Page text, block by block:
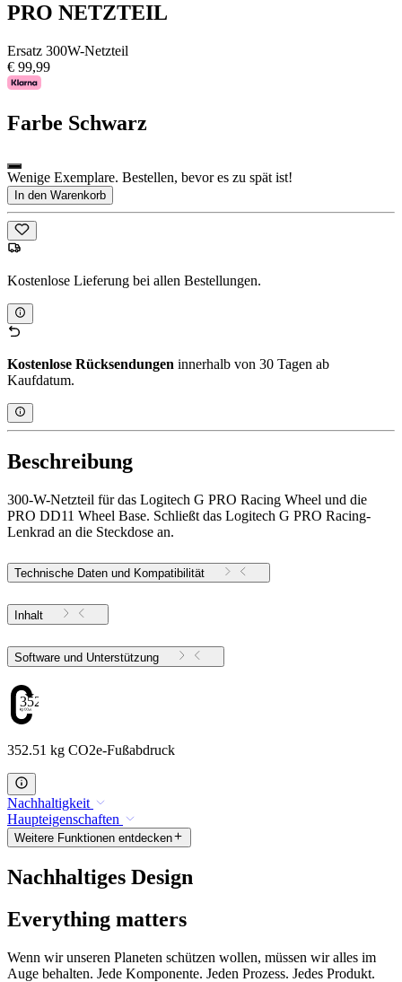
PRO NETZTEIL
Ersatz 300W-Netzteil
€ 99,99
Farbe Schwarz
Wenige Exemplare. Bestellen, bevor es zu spät ist!
In den Warenkorb
Kostenlose Lieferung bei allen Bestellungen.
Kostenlose Rücksendungen innerhalb von 30 Tagen ab
Kaufdatum.
Beschreibung
300-W-Netzteil für das Logitech G PRO Racing Wheel und die
PRO DD11 Wheel Base. Schließt das Logitech G PRO Racing-
Lenkrad an die Steckdose an.
Technische Daten und Kompatibilität
Inhalt
Software und Unterstützung
352.51
352.51 kg CO2e-Fußabdruck
Nachhaltigkeit
Haupteigenschaften
Weitere Funktionen entdecken
Nachhaltiges Design
Everything matters
Wenn wir unseren Planeten schützen wollen, müssen wir alles im
Auge behalten. Jede Komponente. Jeden Prozess. Jedes Produkt.